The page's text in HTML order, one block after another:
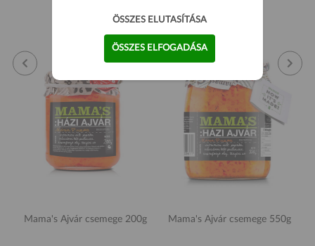
2 690 Ft
Mama's Ajvár csemege 200g
4 290 Ft
Mama's Ajvár csemege 550g
ÖSSZES ELUTASÍTÁSA
ÖSSZES ELFOGADÁSA